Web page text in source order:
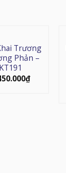
Trương
Phản –
KT191
₫